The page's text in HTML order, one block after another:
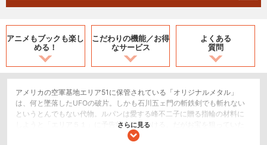
アニメもブックも楽し
める！
こだわりの機能／お得
なサービス
よくある
質問
アメリカの空軍基地エリア51に保管されている「オリジナルメタル」
は、何と墜落したUFOの破片。しかも石川五ェ門の斬鉄剣でも斬れない
というとんでもない代物。ルパンは愛する峰不二子に贈る指輪の材料に
しようと「エリア５１」に予告状を送りつける。だがお宝を狙っていた
のはルパンだけではなかった。ジークンドーの達人・ジョー、重火器の
さらに見る